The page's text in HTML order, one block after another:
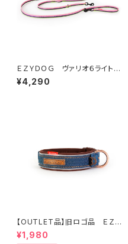
ＥＺＹＤＯＧ ヴァリオ６ライト
(全6色)
¥4,290
【OUTLET品】旧ロゴ品 ＥＺＹ
ＤＯＧ ネオカラーＳ デニム
¥1,980